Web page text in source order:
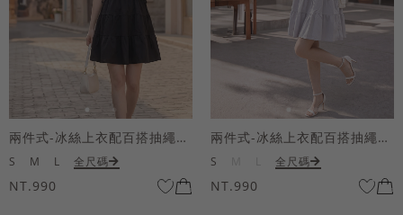
兩件式-冰絲上衣配百搭抽繩短洋裝
S M L 全尺碼
NT.990
兩件式-冰絲上衣配百搭抽繩短洋裝
S 全尺碼
NT.990